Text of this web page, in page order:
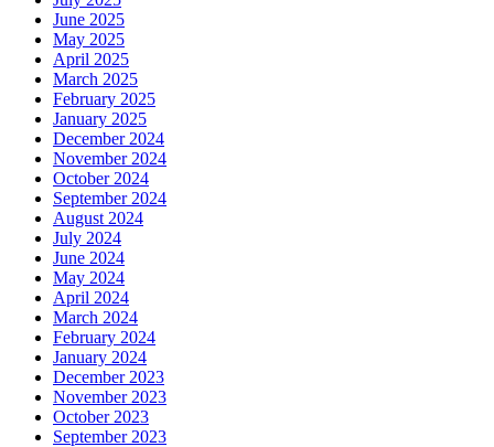
June 2025
May 2025
April 2025
March 2025
February 2025
January 2025
December 2024
November 2024
October 2024
September 2024
August 2024
July 2024
June 2024
May 2024
April 2024
March 2024
February 2024
January 2024
December 2023
November 2023
October 2023
September 2023